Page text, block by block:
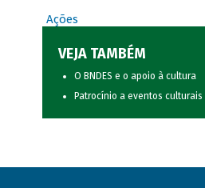
Ações
VEJA TAMBÉM
O BNDES e o apoio à cultura
Patrocínio a eventos culturais